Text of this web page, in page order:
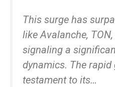
This surge has
like Avalanche,
signaling a
dynamics. The
testament to its…